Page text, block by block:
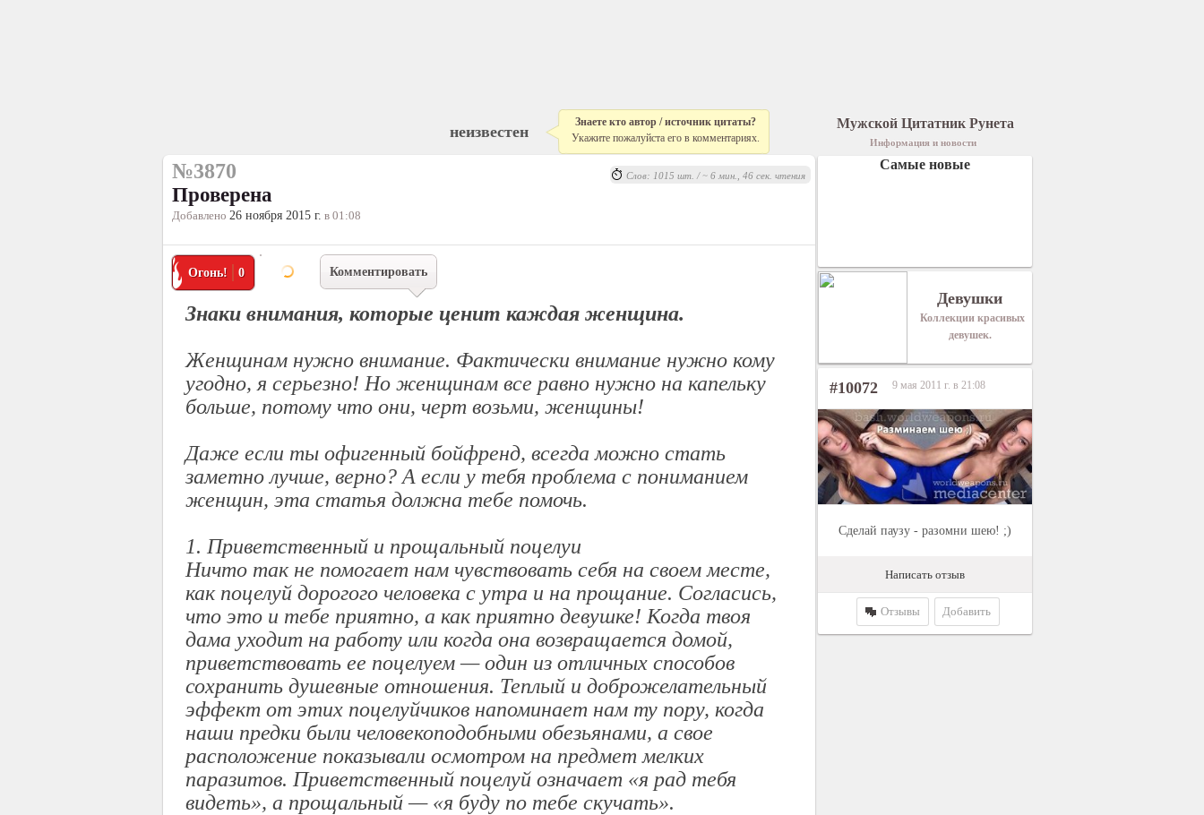
неизвестен
Знаете кто автор / источник цитаты?
Укажите пожалуйста его в комментариях.
№3870
Проверена
Добавлено 26 ноября 2015 г. в 01:08
Огонь! 0 Комментировать
Знаки внимания, которые ценит каждая женщина.
Женщинам нужно внимание. Фактически внимание нужно кому
угодно, я серьезно! Но женщинам все равно нужно на капельку
больше, потому что они, черт возьми, женщины!
Даже если ты офигенный бойфренд, всегда можно стать
заметно лучше, верно? А если у тебя проблема с пониманием
женщин, эта статья должна тебе помочь.
1. Приветственный и прощальный поцелуи
Ничто так не помогает нам чувствовать себя на своем месте,
как поцелуй дорогого человека с утра и на прощание. Согласись,
что это и тебе приятно, а как приятно девушке! Когда твоя
дама уходит на работу или когда она возвращается домой,
приветствовать ее поцелуем — один из отличных способов
сохранить душевные отношения. Теплый и доброжелательный
эффект от этих поцелуйчиков напоминает нам ту пору, когда
наши предки были человекоподобными обезьянами, а свое
расположение показывали осмотром на предмет мелких
паразитов. Приветственный поцелуй означает «я рад тебя
видеть», а прощальный — «я буду по тебе скучать».
Слов: 1015 шт. / ~ 6 мин., 46 сек. чтения
Мужской Цитатник Рунета
Информация и новости
Самые новые
Девушки
Коллекции красивых
девушек.
#10072 9 мая 2011 г. в 21:08
Сделай паузу - разомни шею! ;)
Написать отзыв
Отзывы Добавить